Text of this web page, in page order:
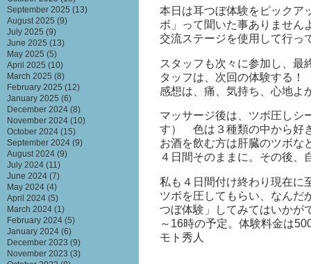
本日は耳つぼ体験をピックア
ボ」って聞いた事ありませ
交流ステージを使用して行っ
スタッフも次々に参加し、最
タッフは、次回の体験す
感想は、痛、気持ち、心地よ
マッサージ後は、ツボ圧しシ
す） 色は３種類の中から好
お酒を飲む方は肝臓のツボな
４日間そのままに。その後、
私も４日間付け終わり現在に
ツボを圧してもらい、なんだ
つぼ体験」してみてはいかが
～16時の予定。体験料金は
モト秀人
September 2025 (13)
August 2025 (9)
July 2025 (9)
June 2025 (13)
May 2025 (5)
April 2025 (10)
March 2025 (8)
February 2025 (12)
January 2025 (6)
December 2024 (8)
November 2024 (10)
October 2024 (15)
September 2024 (9)
August 2024 (9)
July 2024 (11)
June 2024 (7)
May 2024 (4)
April 2024 (5)
March 2024 (1)
February 2024 (5)
January 2024 (6)
December 2023 (9)
November 2023 (3)